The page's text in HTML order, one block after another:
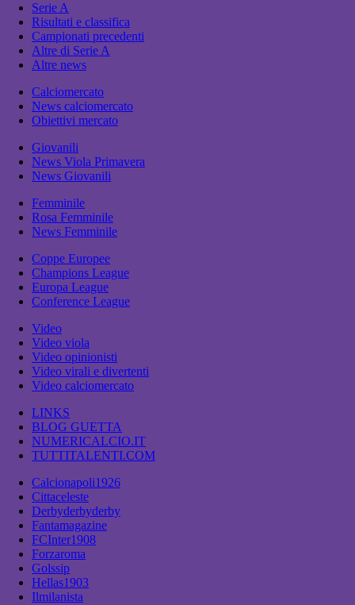
Serie A
Risultati e classifica
Campionati precedenti
Altre di Serie A
Altre news
Calciomercato
News calciomercato
Obiettivi mercato
Giovanili
News Viola Primavera
News Giovanili
Femminile
Rosa Femminile
News Femminile
Coppe Europee
Champions League
Europa League
Conference League
Video
Video viola
Video opinionisti
Video virali e divertenti
Video calciomercato
LINKS
BLOG GUETTA
NUMERICALCIO.IT
TUTTITALENTI.COM
Calcionapoli1926
Cittaceleste
Derbyderbyderby
Fantamagazine
FCInter1908
Forzaroma
Golssip
Hellas1903
Ilmilanista